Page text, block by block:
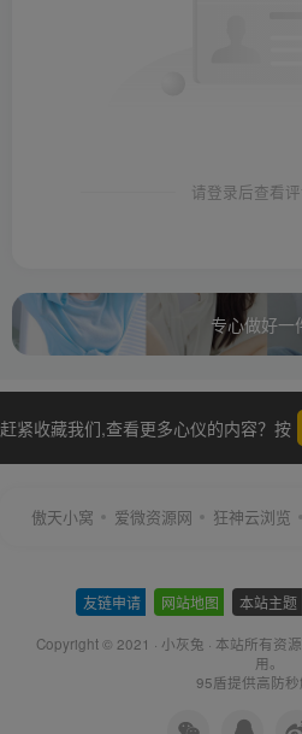
请登录后查看
专心做好一
赶紧收藏我们,查看更多心仪的内容？按
傲天小窝 爱微资源网 狂神云浏览
友链申请 网站地图 本站主题
Copyright © 2021 · 小灰兔 · 本站所有资
用。
95盾提供高防